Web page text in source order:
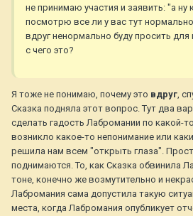
не принимаю участия и заявить: "а ну
посмотрю все ли у вас тут
вдруг ненормально буду просить для
с чего это?
Я тоже не понимаю, почему это вдруг,
Сказка подняла этот вопрос. Тут два
сделать гадость Лабромании по какой-то
возникло какое-то непонимание или
решила нам всем "открыть глаза".
поднимаются. То, как Сказка обвинила
тоне, конечно же возмутительно и
Лабромания сама допустила такую
места, когда Лабромания опубликует